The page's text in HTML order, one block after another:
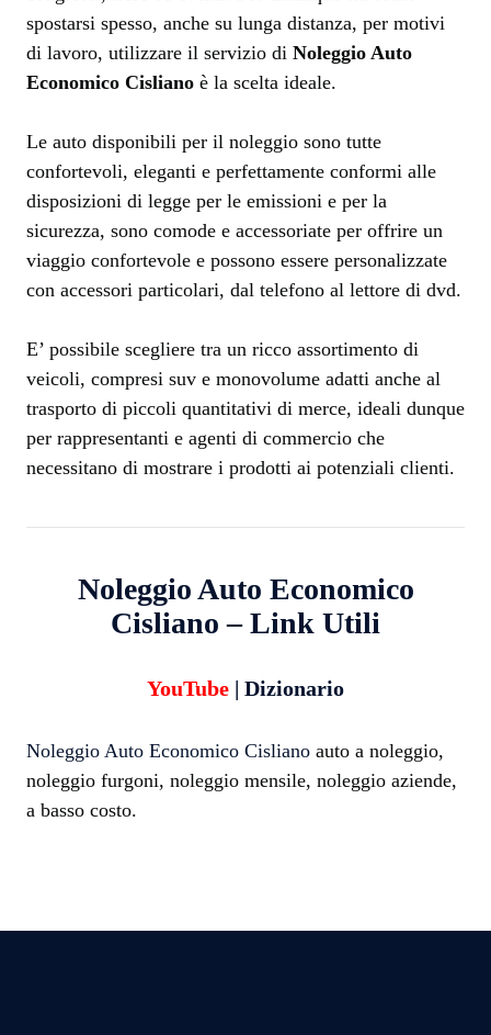
spostarsi spesso, anche su lunga distanza, per motivi
di lavoro, utilizzare il servizio di Noleggio Auto
Economico Cisliano è la scelta ideale.
Le auto disponibili per il noleggio sono tutte
confortevoli, eleganti e perfettamente conformi alle
disposizioni di legge per le emissioni e per la
sicurezza, sono comode e accessoriate per offrire un
viaggio confortevole e possono essere personalizzate
con accessori particolari, dal telefono al lettore di dvd.
E’ possibile scegliere tra un ricco assortimento di
veicoli, compresi suv e monovolume adatti anche al
trasporto di piccoli quantitativi di merce, ideali dunque
per rappresentanti e agenti di commercio che
necessitano di mostrare i prodotti ai potenziali clienti.
Noleggio Auto Economico
Cisliano – Link Utili
YouTube | Dizionario
Noleggio Auto Economico Cisliano auto a noleggio,
noleggio furgoni, noleggio mensile, noleggio aziende,
a basso costo.